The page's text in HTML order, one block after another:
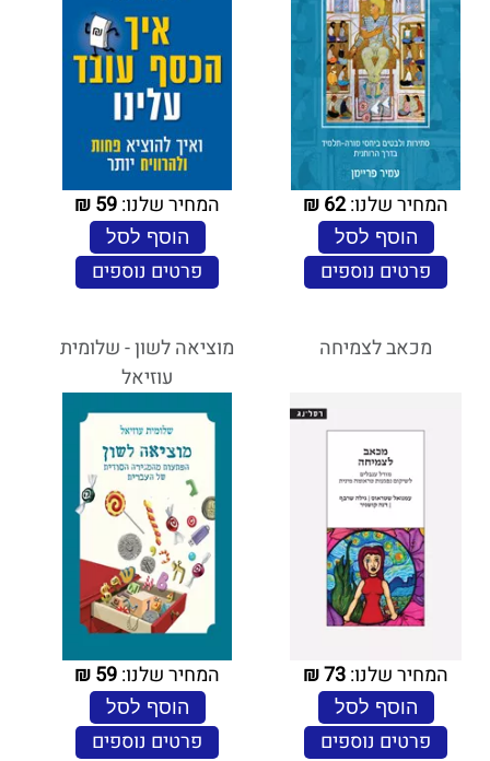
המחיר שלנו:62
₪
הוסף לסל
פרטים נוספים
המחיר שלנו:59
₪
הוסף לסל
פרטים נוספים
מכאב לצמיחה
המחיר שלנו:73
₪
הוסף לסל
פרטים נוספים
מוציאה לשון - שלומית
עוזיאל
המחיר שלנו:59
₪
הוסף לסל
פרטים נוספים